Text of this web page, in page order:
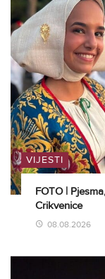
VIJESTI
FOTO |
Crikvenice
08.08.2026